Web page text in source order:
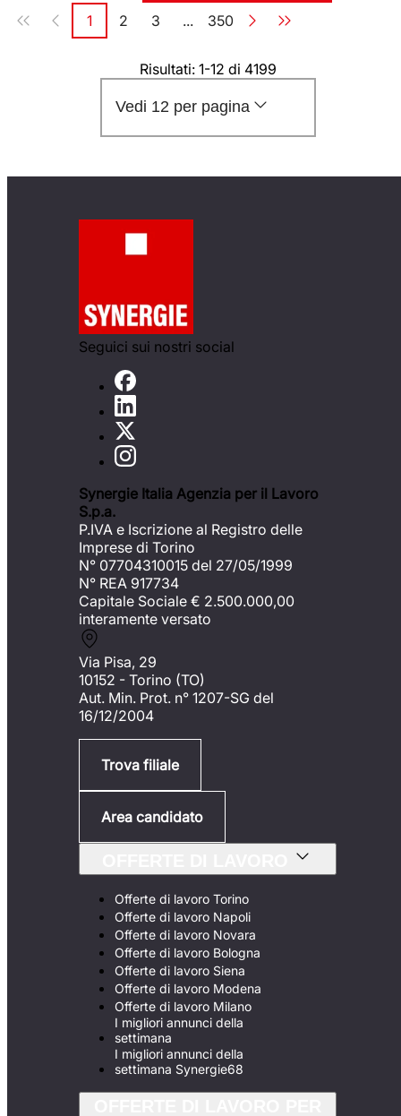
Paginazione
Pagina
1 Pagina
2 Pagina
3 ... Pagina
350
Risultati: 1-12 di 4199
Vedi 12 per pagina
Seguici sui nostri social
Synergie Italia Agenzia per il Lavoro
S.p.a.
P.IVA e Iscrizione al Registro delle
Imprese di Torino
N° 07704310015 del 27/05/1999
N° REA 917734
Capitale Sociale € 2.500.000,00
interamente versato
Via Pisa, 29
10152 - Torino (TO)
Aut. Min. Prot. n° 1207-SG del
16/12/2004
Trova filiale
Area candidato
Offerte di lavoro Torino
Offerte di lavoro Napoli
Offerte di lavoro Novara
Offerte di lavoro Bologna
Offerte di lavoro Siena
Offerte di lavoro Modena
Offerte di lavoro Milano
I migliori annunci della
settimana
I migliori annunci della
settimana Synergie68